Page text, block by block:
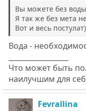
Вы можете без
Я так же без мета
Вот и весь
Вода -
Что может быть
наилучшим для
Fevrallina